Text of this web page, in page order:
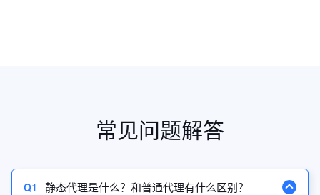
常见问题解答
Q1 静态代理是什么？和普通代理有什么区别？